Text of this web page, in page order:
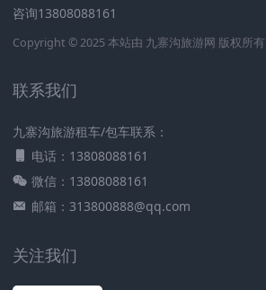
咨询13808088161
Copyright © 2025 本站由 九寨沟旅游网 版权所有
联系我们
九寨沟旅游租车/包车联系：
电话：13808088161
微信：13808088161
邮箱：313800888@qq.com
关注我们